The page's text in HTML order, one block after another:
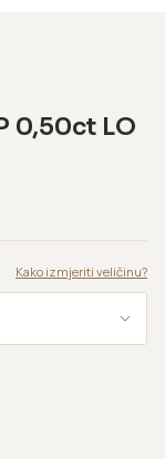
0,50ct LO
Kako izmjeriti veličinu?